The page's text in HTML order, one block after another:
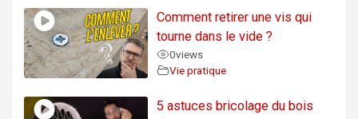
Comment retirer une vis qui
tourne dans le vide ?
0views
Vie pratique
5 astuces bricolage du bois